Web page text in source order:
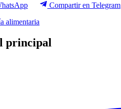
Compartir en Telegram
alimentaria
principal